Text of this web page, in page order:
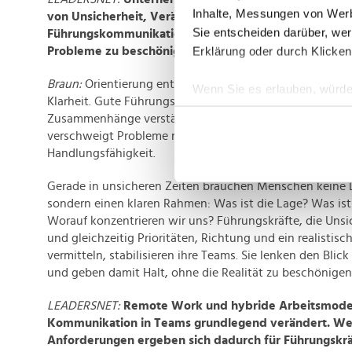
Inhalte, Messungen von
Sie entscheiden darüber,
Erklärung oder durch
Wenn Sie es erlauben,
Informationen über
Erfahren Sie mehr darüber,
Wir verwenden Cookies, um
und die Zugriffe auf unsere
Website an unsere Partner
der Dienste gesammelt
von Unsicherheit, Veränderung und hoher Dynamik
Führungskommunikation in solchen Zeiten
Probleme zu beschönigen?
Braun:Orientierung entsteht nicht durch
Klarheit. Gute Führungskommunikation benennt die
Zusammenhänge verständlich und macht deutlich, was
verschweigt Probleme nicht, sondern verbindet
Handlungsfähigkeit.
Gerade in unsicheren Zeiten brauchen Menschen keine
sondern einen klaren Rahmen: Was ist die Lage? Was
Worauf konzentrieren wir uns? Führungskräfte, die
und gleichzeitig Prioritäten, Richtung und ein
vermitteln, stabilisieren ihre Teams. Sie lenken den
und geben damit Halt, ohne die Realität zu beschönigen.
LEADERSNET: Remote Work und hybride
Kommunikation in Teams grundlegend verändert.
Anforderungen ergeben sich dadurch für